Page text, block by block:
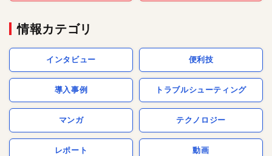
情報カテゴリ
インタビュー 便利技
導入事例 トラブルシューティング
マンガ テクノロジー
レポート 動画